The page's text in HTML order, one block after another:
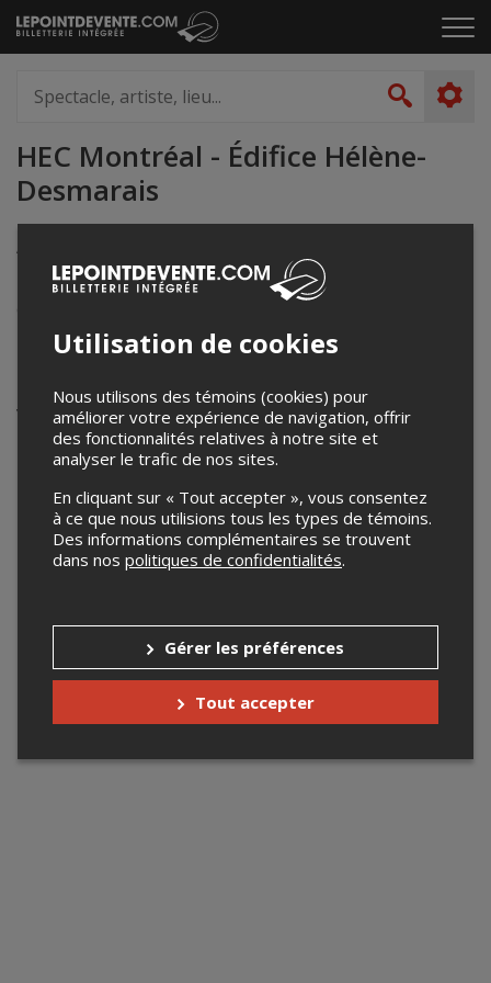
Passer
au
le
artiste,
lieu...
HEC Montréal - Édifice Hélène-
Desmarais
Amphithéâtre Rachelle et Alain-Paris, troisième étage,
501 rue de la Gauchetière O
Montréal, QC
Votre recherche n'a retourné aucun résultat.
Utilisation de cookies
Nous utilisons des témoins (cookies) pour
améliorer votre expérience de navigation, offrir
des fonctionnalités relatives à notre site et
analyser le trafic de nos sites.
En cliquant sur « Tout accepter », vous consentez
à ce que nous utilisions tous les types de témoins.
Des informations complémentaires se trouvent
dans nos politiques de confidentialités.
Gérer les préférences
Tout accepter